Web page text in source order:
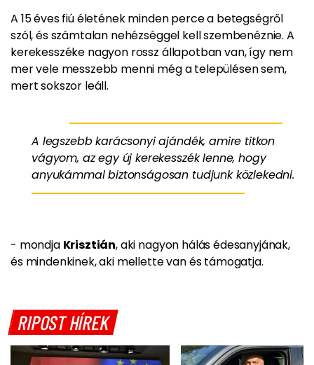
A 15 éves fiú életének minden perce a betegségről
szól, és számtalan nehézséggel kell szembenéznie. A
kerekesszéke nagyon rossz állapotban van, így nem
mer vele messzebb menni még a településen sem,
mert sokszor leáll.
A legszebb karácsonyi ajándék, amire titkon
vágyom, az egy új kerekesszék lenne, hogy
anyukámmal biztonságosan tudjunk közlekedni.
- mondja Krisztián, aki nagyon hálás édesanyjának,
és mindenkinek, aki mellette van és támogatja.
RIPOST HÍREK